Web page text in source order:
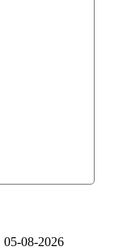
05-08-2026